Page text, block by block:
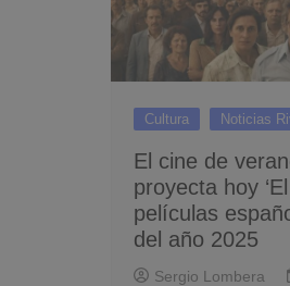
Cultura Noticias
El cine de
proyecta hoy
películas
del año 2025
Sergio Lombera